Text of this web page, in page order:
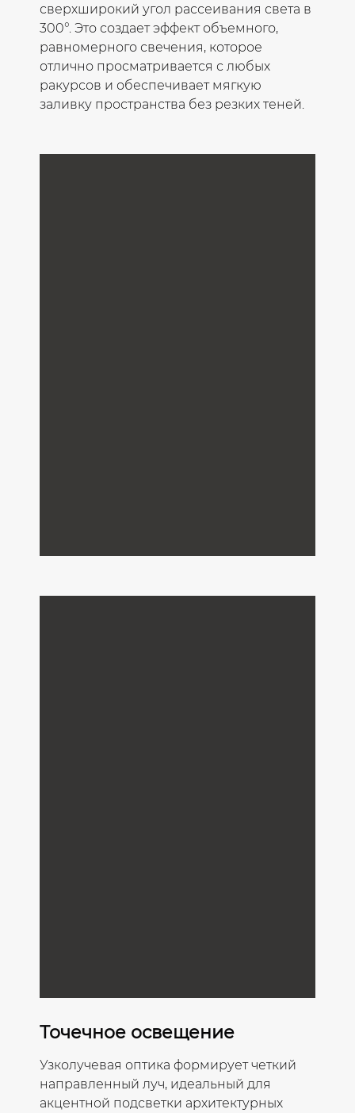
сверхширокий угол рассеивания света в
300°. Это создает эффект объемного,
равномерного свечения, которое
отлично просматривается с любых
ракурсов и обеспечивает мягкую
заливку пространства без резких теней.
Точечное освещение
Узколучевая оптика формирует четкий
направленный луч, идеальный для
акцентной подсветки архитектурных